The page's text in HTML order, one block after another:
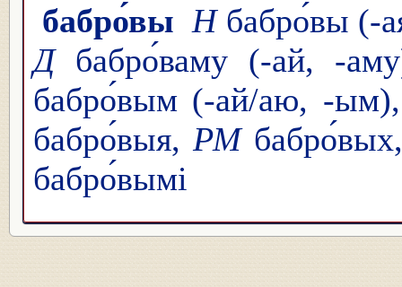
бабро́вы Нбабро́вы (-
Дбабро́ваму (-ай, -
бабро́вым (-ай/аю, -
бабро́выя, РМ
бабро́вымі